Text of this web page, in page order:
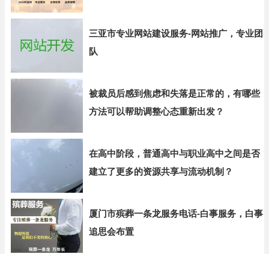
三亚市专业网站建设服务-网站推广，专业团
队
被裁员后感到焦虑和失落是正常的，有哪些
方法可以帮助调整心态重新出发？
在高中阶段，普通高中与职业高中之间是否
建立了更多的资源共享与流动机制？
厦门市殡葬一条龙服务电话-白事服务，白事
追思会布置